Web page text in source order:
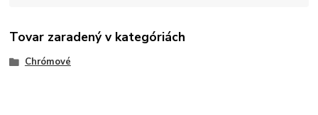
Tovar zaradený v kategóriách
Chrómové